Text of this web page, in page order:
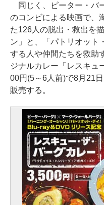
同じく、ピーター・バ
のコンビによる映画で、
た126人の脱出・救出を
ン」と、「パトリオット
する人や仲間たちを救助
ジナルカレー「レスキュ
00円(5～6人前)で8月21
販売する。